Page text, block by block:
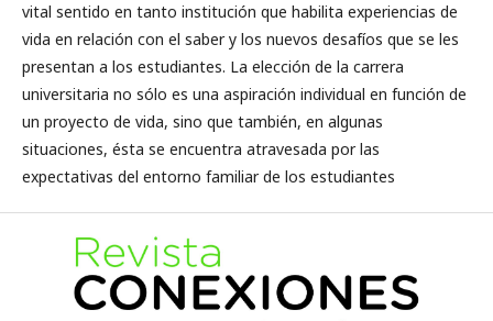
vital sentido en tanto institución que habilita experiencias de
vida en relación con el saber y los nuevos desafíos que se les
presentan a los estudiantes. La elección de la carrera
universitaria no sólo es una aspiración individual en función de
un proyecto de vida, sino que también, en algunas
situaciones, ésta se encuentra atravesada por las
expectativas del entorno familiar de los estudiantes